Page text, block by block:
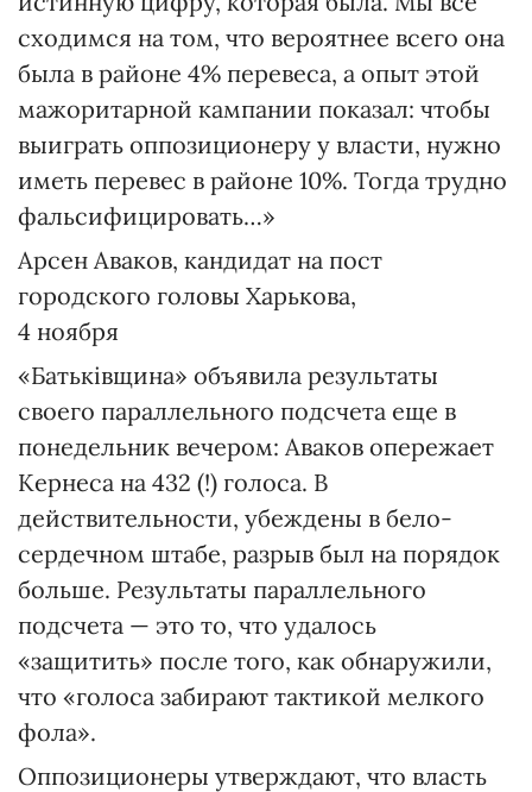
сходимся на том, что вероятнее всего она
была в районе 4% перевеса, а опыт этой
мажоритарной кампании показал: чтобы
выиграть оппозиционеру у власти, нужно
иметь перевес в районе 10%. Тогда трудно
фальсифицировать…»
Арсен Аваков, кандидат на пост
городского головы Харькова,
4 ноября
«Батьківщина» объявила результаты
своего параллельного подсчета еще в
понедельник вечером: Аваков опережает
Кернеса на 432 (!) голоса. В
действительности, убеждены в бело-
сердечном штабе, разрыв был на порядок
больше. Результаты параллельного
подсчета — это то, что удалось
«защитить» после того, как обнаружили,
что «голоса забирают тактикой мелкого
фола».
Оппозиционеры утверждают, что власть